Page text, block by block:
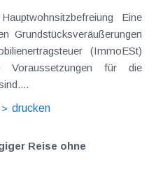
Eine
Grundstücksveräußerungen
(ImmoESt)
für die
drucken
Reise ohne